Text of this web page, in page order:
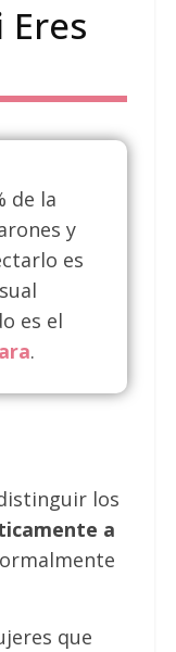
Eres
de la
y
es
es el
.
los
a
que